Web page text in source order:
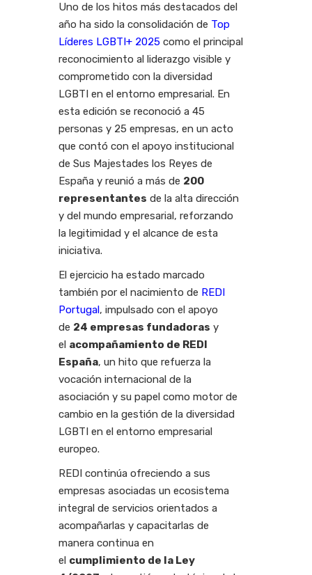
Uno de los hitos más destacados del
año ha sido la consolidación de Top
Líderes LGBTI+ 2025 como el principal
reconocimiento al liderazgo visible y
comprometido con la diversidad
LGBTI en el entorno empresarial. En
esta edición se reconoció a 45
personas y 25 empresas, en un acto
que contó con el apoyo institucional
de Sus Majestades los Reyes de
España y reunió a más de 200
representantes de la alta dirección
y del mundo empresarial, reforzando
la legitimidad y el alcance de esta
iniciativa.
El ejercicio ha estado marcado
también por el nacimiento de REDI
Portugal, impulsado con el apoyo
de 24 empresas fundadoras y
el acompañamiento de REDI
España, un hito que refuerza la
vocación internacional de la
asociación y su papel como motor de
cambio en la gestión de la diversidad
LGBTI en el entorno empresarial
europeo.
REDI continúa ofreciendo a sus
empresas asociadas un ecosistema
integral de servicios orientados a
acompañarlas y capacitarlas de
manera continua en
el cumplimiento de la Ley